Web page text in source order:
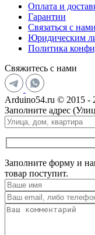
Оплата и
Гарантии
Связаться с нами
Юридическим
Политика
Свяжитесь с нами
Arduino54.ru © 2015 -
Заполните адрес
Заполните форму и
товар поступит.